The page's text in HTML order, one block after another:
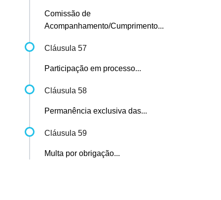
Comissão de
Acompanhamento/Cumprimento...
Cláusula 57
Participação em processo...
Cláusula 58
Permanência exclusiva das...
Cláusula 59
Multa por obrigação...